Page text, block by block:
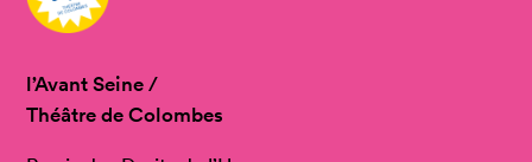
l’Avant Seine /
Théâtre de Colombes